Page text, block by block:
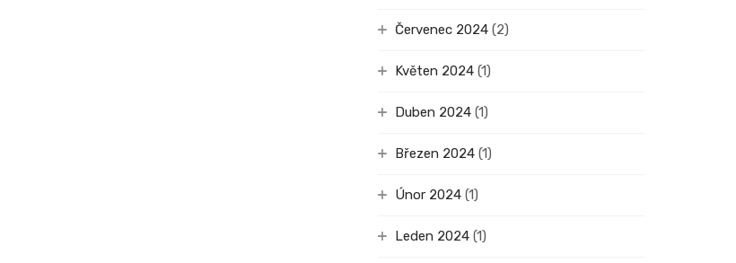
Červenec 2024 (2)
Květen 2024 (1)
Duben 2024 (1)
Březen 2024 (1)
Únor 2024 (1)
Leden 2024 (1)